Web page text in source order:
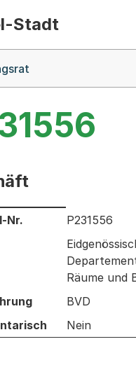
Stadt
zum Ausgewählten
Nr.
P231556
Räume und
BVD
Nein